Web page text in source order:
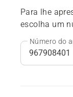
Para lhe
escolha um
Número do